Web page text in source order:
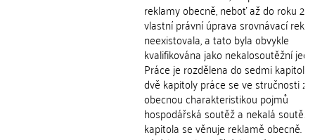
reklamy obecně, neboť až do roku
vlastní právní úprava srovnávací
neexistovala, a tato byla obvykle
kvalifikována jako nekalosoutěžní
Práce je rozdělena do sedmi kapitol.
dvě kapitoly práce se ve stručnosti
obecnou charakteristikou pojmů
hospodářská soutěž a nekalá soutěž.
kapitola se věnuje reklamě obecně.